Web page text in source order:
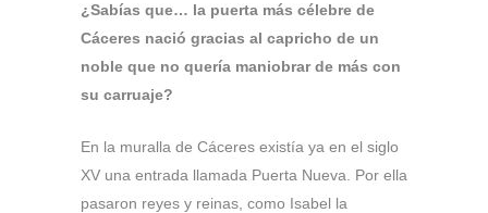
¿Sabías que… la puerta más célebre de
Cáceres nació gracias al capricho de un
noble que no quería maniobrar de más con
su carruaje?
En la muralla de Cáceres existía ya en el siglo
XV una entrada llamada Puerta Nueva. Por ella
pasaron reyes y reinas, como Isabel la